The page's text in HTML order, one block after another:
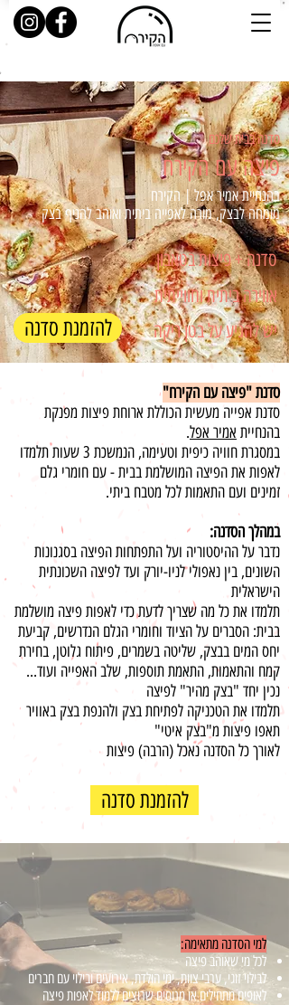
פיצה עם הקירח
סדנה בבית שלכם
בהנחיית אמיר אפל | הקירח
מומחה לבצק, מורה לאפייה ביתית ואוהב להניף בצק
סדנה + פיצות בטאבון
אווירה ביתית וחווייתית
להזמנת סדנה יש להגיע על בטן ריקה
סדנת "פיצה עם הקירח"
סדנת אפייה מעשית הכוללת ארוחת פיצות מפנקת
בהנחיית אמיר אפל.
במסגרת חוויה כיפית וטעימה, הנמשכת 3 שעות תלמדו
לאפות את הפיצה המושלמת בבית - עם חומרי גלם
זמינים ועם התאמות לכל מטבח ביתי.
במהלך הסדנה:
נדבר על ההיסטוריה ועל התפתחות הפיצה בסגנונות
השונים, בין נאפולי לניו-יורק ועד לפיצה השכונתית
הישראלית
תלמדו את כל מה שצריך לדעת כדי לאפות פיצה מושלמת
בבית: הסברים על הציוד וחומרי הגלם הנדרשים, קביעת
יחס המים בבצק, שליטה בשמרים, פיתוח גלוטן, בחירת
קמח והתאמות, התאמת תוספות, שלב האפייה ועוד...
נכין יחד "בצק מהיר" לפיצה
תלמדו את הטכניקה לפתיחת בצק ולהנפת בצק באוויר
תאפו פיצות מ"בצק איטי"
לאורך כל הסדנה נאכל (הרבה) פיצות
להזמנת סדנה
למי הסדנה מתאימה:
לכל מי שאוהב פיצה
לבילוי זוגי, ערבי צוות, ימי הולדת, אירועים ובילוי עם חברים
לאופים מתחילים או מנוסים שרוצים ללמוד לאפות פיצה